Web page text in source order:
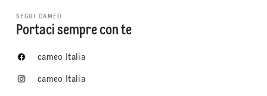
SEGUI CAMEO
Portaci sempre con te
cameo Italia
cameo Italia